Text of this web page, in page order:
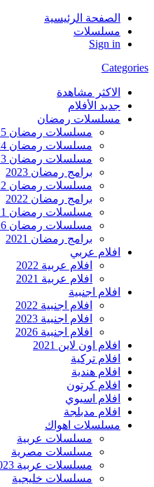
الصفحة الرئيسية
مسلسلات
Sign in
Categories
الاكثر مشاهدة
جديد الأفلام
مسلسلات رمضان
مسلسلات رمضان 2025
مسلسلات رمضان 2024
مسلسلات رمضان 2023
برامج رمضان 2023
مسلسلات رمضان 2022
برامج رمضان 2022
مسلسلات رمضان 2021
مسلسلات رمضان 2026
برامج رمضان 2021
افلام عربي
افلام عربية 2022
افلام عربية 2021
افلام اجنبية
افلام اجنبية 2022
افلام اجنبية 2023
افلام اجنبية 2026
افلام اون لاين 2021
افلام تركية
افلام هندية
افلام كرتون
افلام اسيوي
افلام مدبلجة
مسلسلات اهواك
مسلسلات عربية
مسلسلات مصرية
مسلسلات عربية 2023
مسلسلات خليجية